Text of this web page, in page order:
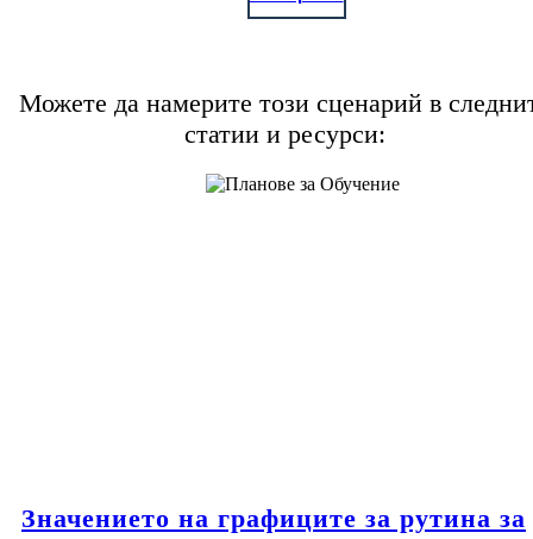
Можете да намерите този сценарий в
статии и ресурси:
Значението на графиците за рутина за